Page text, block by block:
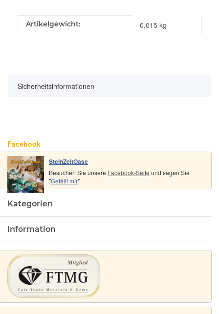
Produkteigenschaft
Wert
Artikelgewicht: 0,015 kg
Sicherheitsinformationen
Facebook
SteinZeitOase
Besuchen Sie unsere Facebook-Seite und sagen Sie
"Gefällt mir"
Kategorien
Information